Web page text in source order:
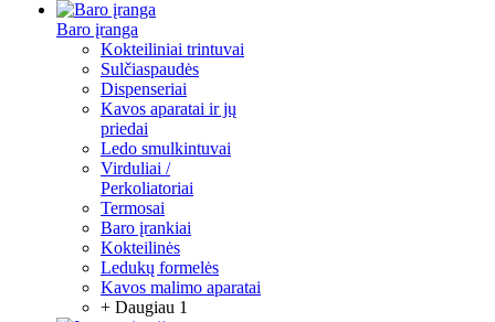
Baro įranga
Kokteiliniai trintuvai
Sulčiaspaudės
Dispenseriai
Kavos aparatai ir jų
priedai
Ledo smulkintuvai
Virduliai /
Perkoliatoriai
Termosai
Baro įrankiai
Kokteilinės
Ledukų formelės
Kavos malimo aparatai
+ Daugiau 1